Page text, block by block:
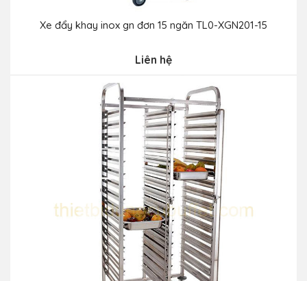
Xe đẩy khay inox gn đơn 15 ngăn TL0-XGN201-15
Liên hệ